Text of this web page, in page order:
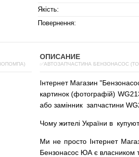
Якість:
Повернення:
ОПИСАНИЕ
✅АВТОЗАПЧАСТИНА БЕНЗОНАСОС
Інтернет Магазин "
картинок (фотографій)
або замінник запчастини
Чому жителі України в
Ми не просто Інтернет
Бензонасос ЮА є власником